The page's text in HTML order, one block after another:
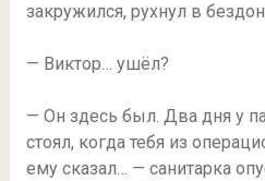
закружился, рухнул в
— Виктор… ушёл?
— Он здесь был. Два дня у
стоял, когда тебя из
ему сказал… — санитарка